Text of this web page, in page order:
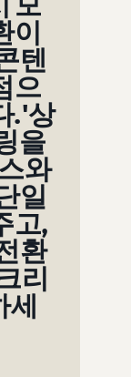
텐
으
. '상
을
와
일
고,
환
리